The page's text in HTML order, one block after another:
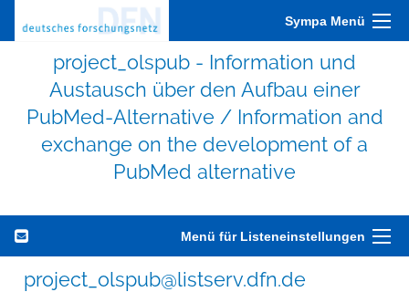
Sympa Menü
project_olspub - Information und
Austausch über den Aufbau einer
PubMed-Alternative / Information and
exchange on the development of a
PubMed alternative
Menü für Listeneinstellungen
project_olspub@listserv.dfn.de